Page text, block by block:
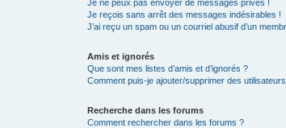
Je ne peux pas envoyer de messages privés !
Je reçois sans arrêt des messages indésirables !
J’ai reçu un spam ou un courriel abusif d’un
Amis et ignorés
Que sont mes listes d’amis et d’ignorés ?
Comment puis-je ajouter/supprimer des
Recherche dans les forums
Comment rechercher dans les forums ?